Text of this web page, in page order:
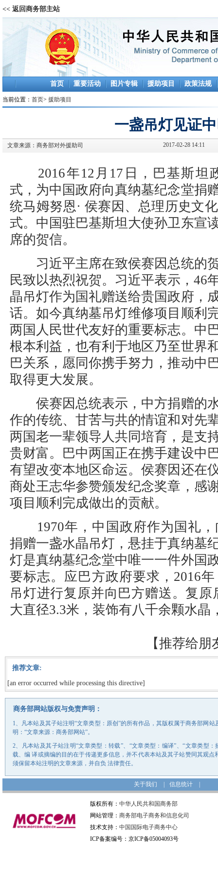
<< 返回商务部主站
首页 重要活动 图片专辑 援助项目 政策法规
当前位置： 首页> 援助项目
一盏吊灯见证
文章来源： 商务部对外援助司 2017-02-28 14:11
2016年12月17日，巴基斯坦
式，为中国政府向真纳墓纪念堂捐
统马姆努恩· 侯赛因、总理历史文
式。中国驻巴基斯坦大使孙卫东宣
席的贺信。
习近平主席在致侯赛因总统的
民致以热烈祝贺。习近平表示，46
晶吊灯作为国礼赠送给贵国政府，
话。如今真纳墓吊灯维修项目顺利
两国人民世代友好的重要标志。中
根本利益，也有利于地区乃至世界
巴关系，愿同你携手努力，推动中
取得更大发展。
侯赛因总统表示，中方捐赠的
作的传统、甘苦与共的情谊和对先
两国老一辈领导人共同培育，是支
贵财富。巴中两国正在携手建设中
有望改变本地区命运。侯赛因还在
商处王志华参赞颁发纪念奖章，感
项目顺利完成做出的贡献。
1970年，中国政府作为国礼，
捐赠一盏水晶吊灯，悬挂于真纳墓
灯是真纳墓纪念堂中唯一一件外国
要标志。应巴方政府要求，2016
吊灯进行复原并向巴方赠送。复原
大直径3.3米，装饰有八千余颗水晶
【推荐给朋
推荐文章:
[an error occurred while processing this directive]
商务部网站版权与免责声明：
1、凡本站及其子站注明“文章类型：原创”的所有作品，其版权属于商务部网
明：“文章来源：商务部网站”。
2、凡本站及其子站注明“文章类型：转载”、“文章类型：编译”、“文章类型
载、编 译或摘编的目的在于传递更多信息，并不代表本站及其子站赞同其观
须保留本站注明的文章来源，并自负 法律责任。
关于我们 信息统计
版权所有： 中华人民共和国商务部
网站管理： 商务部电子商务和信息化司
技术支持： 中国国际电子商务中心
ICP备案编号：京ICP备05004093号